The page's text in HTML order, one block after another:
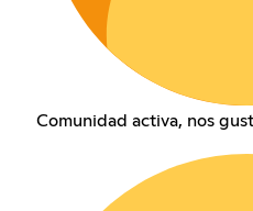
Comunidad activa, nos